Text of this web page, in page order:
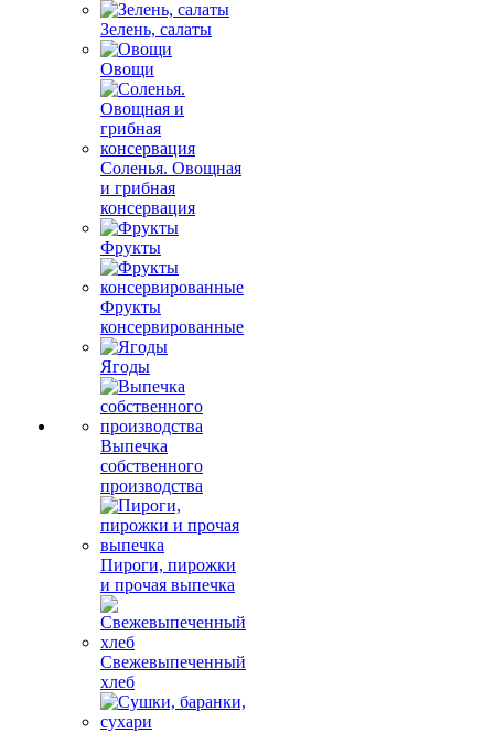
Зелень, салаты
Овощи
Соленья. Овощная
и грибная
консервация
Фрукты
Фрукты
консервированные
Ягоды
Выпечка
собственного
производства
Пироги, пирожки
и прочая выпечка
Свежевыпеченный
хлеб